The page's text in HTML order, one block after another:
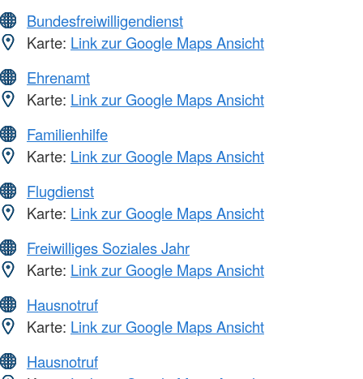
Bundesfreiwilligendienst
Karte: Link zur Google Maps Ansicht
Ehrenamt
Karte: Link zur Google Maps Ansicht
Familienhilfe
Karte: Link zur Google Maps Ansicht
Flugdienst
Karte: Link zur Google Maps Ansicht
Freiwilliges Soziales Jahr
Karte: Link zur Google Maps Ansicht
Hausnotruf
Karte: Link zur Google Maps Ansicht
Hausnotruf